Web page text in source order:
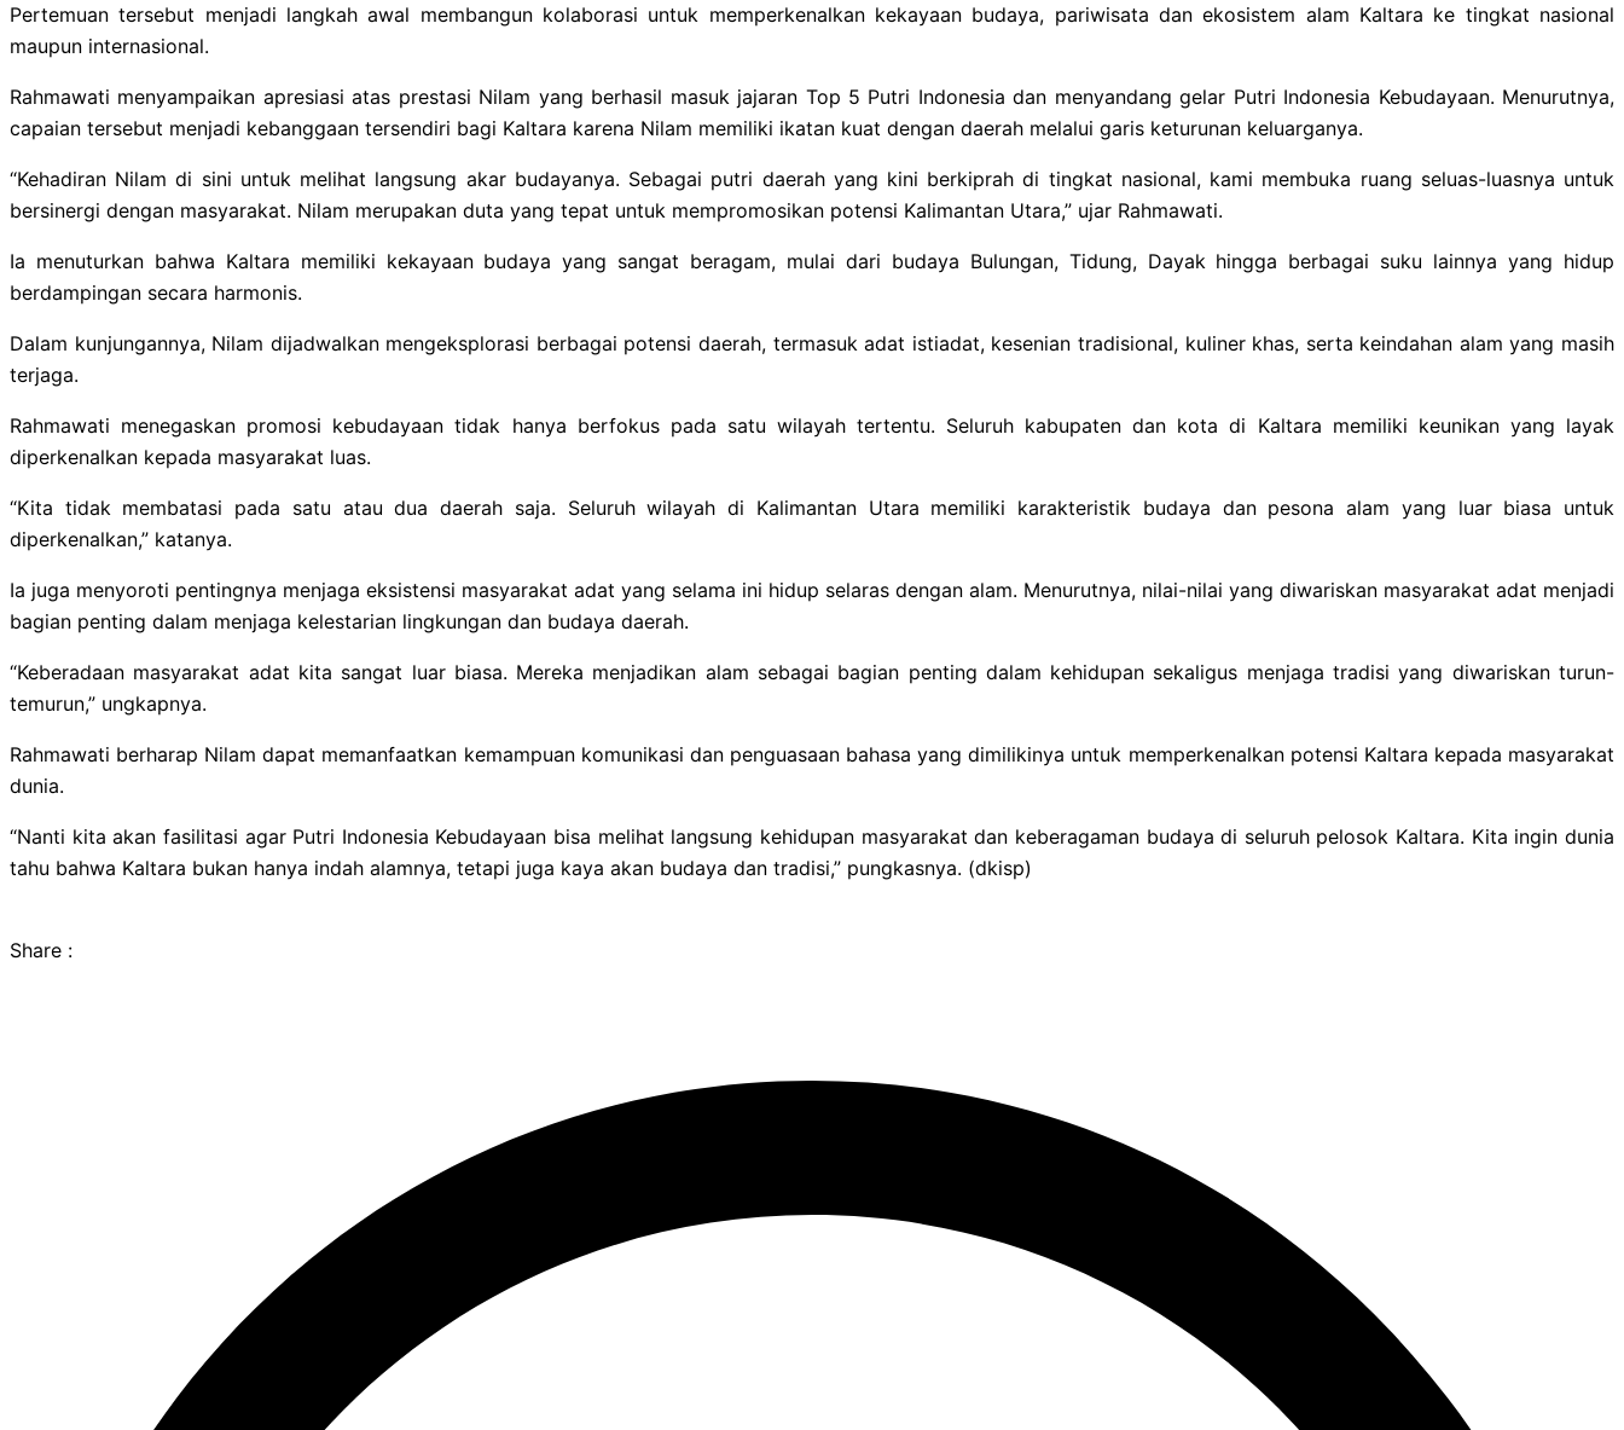
Pertemuan tersebut menjadi langkah awal membangun kolaborasi untuk memperkenalkan kekayaan budaya, pariwisata dan ekosistem alam Kaltara ke tingkat nasional
maupun internasional.
Rahmawati menyampaikan apresiasi atas prestasi Nilam yang berhasil masuk jajaran Top 5 Putri Indonesia dan menyandang gelar Putri Indonesia Kebudayaan. Menurutnya,
capaian tersebut menjadi kebanggaan tersendiri bagi Kaltara karena Nilam memiliki ikatan kuat dengan daerah melalui garis keturunan keluarganya.
“Kehadiran Nilam di sini untuk melihat langsung akar budayanya. Sebagai putri daerah yang kini berkiprah di tingkat nasional, kami membuka ruang seluas-luasnya untuk
bersinergi dengan masyarakat. Nilam merupakan duta yang tepat untuk mempromosikan potensi Kalimantan Utara,” ujar Rahmawati.
Ia menuturkan bahwa Kaltara memiliki kekayaan budaya yang sangat beragam, mulai dari budaya Bulungan, Tidung, Dayak hingga berbagai suku lainnya yang hidup
berdampingan secara harmonis.
Dalam kunjungannya, Nilam dijadwalkan mengeksplorasi berbagai potensi daerah, termasuk adat istiadat, kesenian tradisional, kuliner khas, serta keindahan alam yang masih
terjaga.
Rahmawati menegaskan promosi kebudayaan tidak hanya berfokus pada satu wilayah tertentu. Seluruh kabupaten dan kota di Kaltara memiliki keunikan yang layak
diperkenalkan kepada masyarakat luas.
“Kita tidak membatasi pada satu atau dua daerah saja. Seluruh wilayah di Kalimantan Utara memiliki karakteristik budaya dan pesona alam yang luar biasa untuk
diperkenalkan,” katanya.
Ia juga menyoroti pentingnya menjaga eksistensi masyarakat adat yang selama ini hidup selaras dengan alam. Menurutnya, nilai-nilai yang diwariskan masyarakat adat menjadi
bagian penting dalam menjaga kelestarian lingkungan dan budaya daerah.
“Keberadaan masyarakat adat kita sangat luar biasa. Mereka menjadikan alam sebagai bagian penting dalam kehidupan sekaligus menjaga tradisi yang diwariskan turun-
temurun,” ungkapnya.
Rahmawati berharap Nilam dapat memanfaatkan kemampuan komunikasi dan penguasaan bahasa yang dimilikinya untuk memperkenalkan potensi Kaltara kepada masyarakat
dunia.
“Nanti kita akan fasilitasi agar Putri Indonesia Kebudayaan bisa melihat langsung kehidupan masyarakat dan keberagaman budaya di seluruh pelosok Kaltara. Kita ingin dunia
tahu bahwa Kaltara bukan hanya indah alamnya, tetapi juga kaya akan budaya dan tradisi,” pungkasnya. (dkisp)
Share :